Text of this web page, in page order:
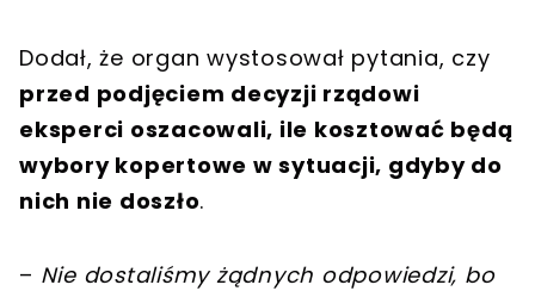
Dodał, że organ wystosował pytania, czy
przed podjęciem decyzji rządowi
eksperci oszacowali, ile kosztować będą
wybory kopertowe w sytuacji, gdyby do
nich nie doszło.
– Nie dostaliśmy żądnych odpowiedzi, bo